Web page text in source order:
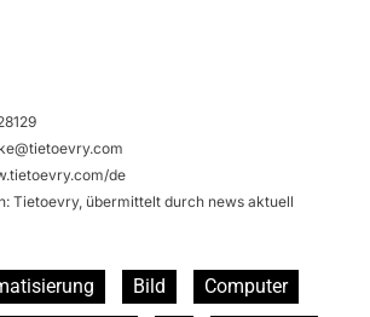
de
Tietoevry, übermittelt durch news aktuell
Bild
Computer